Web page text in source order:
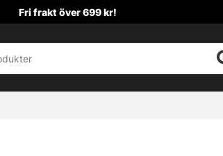
Fri frakt över 699 kr!